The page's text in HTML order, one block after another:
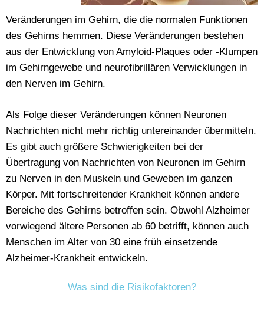
Veränderungen im Gehirn, die die normalen Funktionen
des Gehirns hemmen. Diese Veränderungen bestehen
aus der Entwicklung von Amyloid-Plaques oder -Klumpen
im Gehirngewebe und neurofibrillären Verwicklungen in
den Nerven im Gehirn.
Als Folge dieser Veränderungen können Neuronen
Nachrichten nicht mehr richtig untereinander übermitteln.
Es gibt auch größere Schwierigkeiten bei der
Übertragung von Nachrichten von Neuronen im Gehirn
zu Nerven in den Muskeln und Geweben im ganzen
Körper. Mit fortschreitender Krankheit können andere
Bereiche des Gehirns betroffen sein. Obwohl Alzheimer
vorwiegend ältere Personen ab 60 betrifft, können auch
Menschen im Alter von 30 eine früh einsetzende
Alzheimer-Krankheit entwickeln.
Was sind die Risikofaktoren?